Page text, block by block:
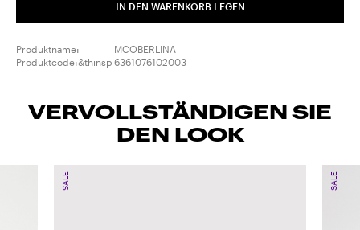
IN DEN WARENKORB LEGEN
Produktname:
MCOBERLINA
Produktcode:&thinsp 6361076102003
VERVOLLSTÄNDIGEN SIE
DEN LOOK
SALE SALE